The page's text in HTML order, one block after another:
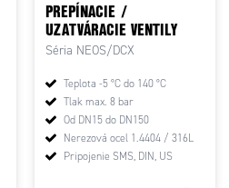
PREPÍNACIE /
UZATVÁRACIE VENTILY
Séria NEOS/DCX
Teplota -5 °C do 140 °C
Tlak max. 8 bar
Od DN15 do DN150
Nerezová ocel 1.4404 / 316L
Pripojenie SMS, DIN, US